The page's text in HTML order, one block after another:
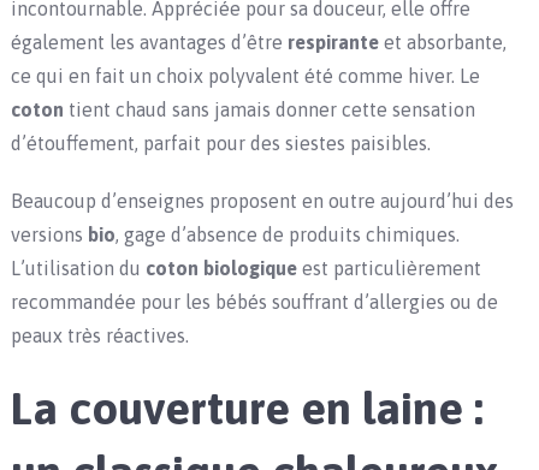
incontournable. Appréciée pour sa douceur, elle offre
également les avantages d’être respiranteet absorbante,
ce qui en fait un choix polyvalent été comme hiver. Le
coton tient chaud sans jamais donner cette sensation
d’étouffement, parfait pour des siestes paisibles.
Beaucoup d’enseignes proposent en outre aujourd’hui des
versions bio, gage d’absence de produits chimiques.
L’utilisation du coton biologiqueest particulièrement
recommandée pour les bébés souffrant d’allergies ou de
peaux très réactives.
La couverture en laine :